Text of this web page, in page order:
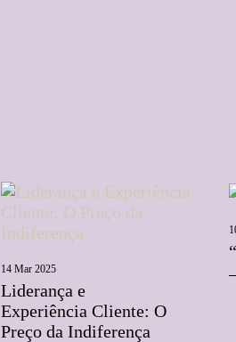
14 Mar 2025
Liderança e
Experiência Cliente: O
Preço da Indiferença